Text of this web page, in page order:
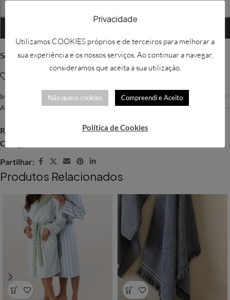
Solicitar mais informações
Informação adicional
Avaliações (0)
REF:
Categorias:
Partilhar:
Produtos Relacionados
Privacidade
Utilizamos COOKIES próprios e de terceiros para melhorar a
sua experiência e os nossos serviços. Ao continuar a navegar,
consideramos que aceita a sua utilização.
Não quero cookies Compreendi e Aceito
Política de Cookies